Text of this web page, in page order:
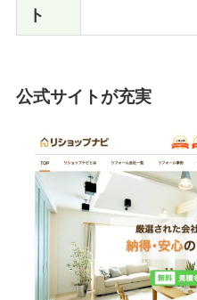
ト
公式サイトが充実